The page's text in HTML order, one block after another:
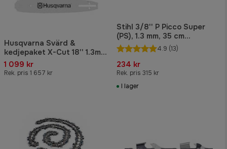
Husqvarna Svärd &
kedjepaket X-Cut 18'' 1.3mm
.325 72dl
1 099 kr
Rek. pris 1 657 kr
Stihl 3/8'' P Picco Super
(PS), 1.3 mm, 35 cm
Sågkedja
4.9 (13)
234 kr
Rek. pris 315 kr
I lager